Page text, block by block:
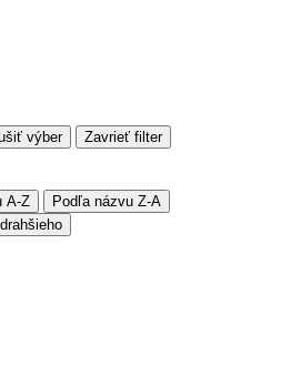
výber Zavrieť filter
A-Z
Podľa názvu Z-A